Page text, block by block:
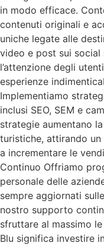
in modo efficace.
contenuti originali e
uniche legate alle
video e post sui
l’attenzione degli
esperienze
Implementiamo
inclusi SEO, SEM e
strategie aumentano
turistiche, attirando
a incrementare le
Continuo Offriamo
personale delle
sempre aggiornati
nostro supporto
sfruttare al massimo
Blu significa investire